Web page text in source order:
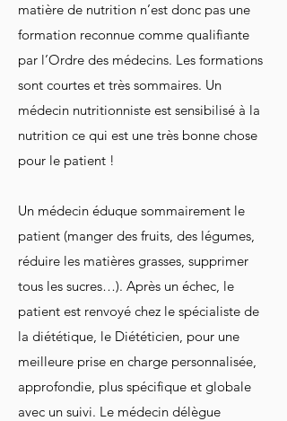
matière de nutrition n’est donc pas une
formation reconnue comme qualifiante
par l’Ordre des médecins. Les formations
sont courtes et très sommaires. Un
médecin nutritionniste est sensibilisé à la
nutrition ce qui est une très bonne chose
pour le patient !
Un médecin éduque sommairement le
patient (manger des fruits, des légumes,
réduire les matières grasses, supprimer
tous les sucres…). Après un échec, le
patient est renvoyé chez le spécialiste de
la diététique, le Diététicien, pour une
meilleure prise en charge personnalisée,
approfondie, plus spécifique et globale
avec un suivi. Le médecin délègue